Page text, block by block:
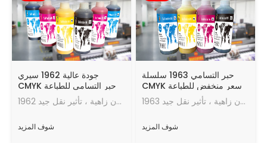
جودة عالية 1962 سيري
CMYK حبر التسامي للطباعة
النسيجية الرقمية
1962 سلسلة حبر التسامي ، تسلسل ممتاز ، لا توصيل أو رش منحني ، غير سامة وصديقة للبيئة ، لون زاهية ، تأثير نقل جيد
شوف المزيد
حبر التسامي 1963 سلسلة
CMYK سعر منخفض للطباعة
النسيجية الرقمية
1963 سلسلة حبر التسامي ، تسلسل ممتاز ، لا توصيل أو رش منحني ، غير سامة وصديقة للبيئة ، لون زاهية ، تأثير نقل جيد
شوف المزيد